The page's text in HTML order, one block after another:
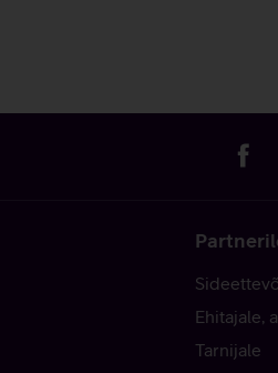
Ehitajale,
Tarnijale